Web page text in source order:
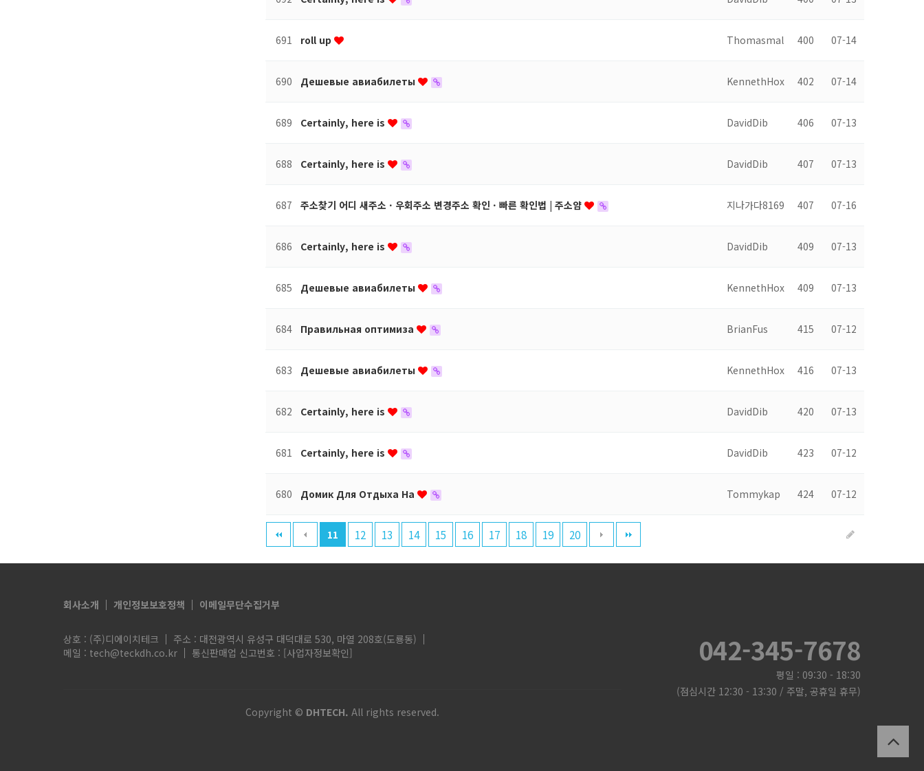
691 roll up Thomasmal 400 07-14
690 Дешевые авиабилеты KennethHox 402 07-14
689 Certainly, here is DavidDib 406 07-13
688 Certainly, here is DavidDib 407 07-13
687 주소찾기 어디 새주소 · 우회주소 변경주소 확인 · 빠른 확인법 | 주소얌 지나가다8169 407 07-16
686 Certainly, here is DavidDib 409 07-13
685 Дешевые авиабилеты KennethHox 409 07-13
684 Правильная оптимиза BrianFus 415 07-12
683 Дешевые авиабилеты KennethHox 416 07-13
682 Certainly, here is DavidDib 420 07-13
681 Certainly, here is DavidDib 423 07-12
680 Домик Для Отдыха На Tommykap 424 07-12
11 12 13 14 15 16 17 18 19 20
맨끝
042-345-7678
평일 : 09:30 - 18:30
(점심시간 12:30 - 13:30 / 주말, 공휴일 휴무)
회사소개 개인정보보호정책 이메일무단수집거부
상호 : (주)디에이치테크
주소 : 대전광역시 유성구 대덕대로 530, 마열 208호(도룡동)
메일 : tech@teckdh.co.kr
통신판매업 신고번호 : [사업자정보확인]
Copyright © DHTECH. All rights reserved.